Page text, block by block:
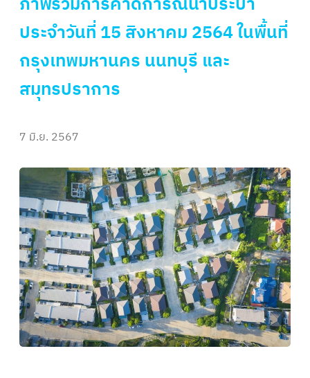
ประจำวันที่ 15 สิงหาคม 2564 ในพื้นที่
กรุงเทพมหานคร นนทบุรี และ
สมุทรปราการ
7 มิ.ย. 2567